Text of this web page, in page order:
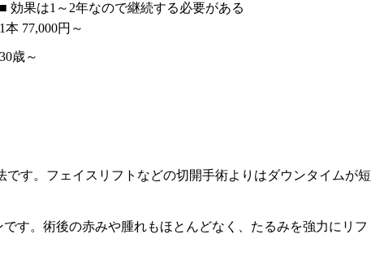
■ 効果は1～2年なので継続する必要がある
1本 77,000円～
30歳～
す。フェイスリフトなどの切開手術よりはダウンタイムが短
す。術後の赤みや腫れもほとんどなく、たるみを強力にリフ